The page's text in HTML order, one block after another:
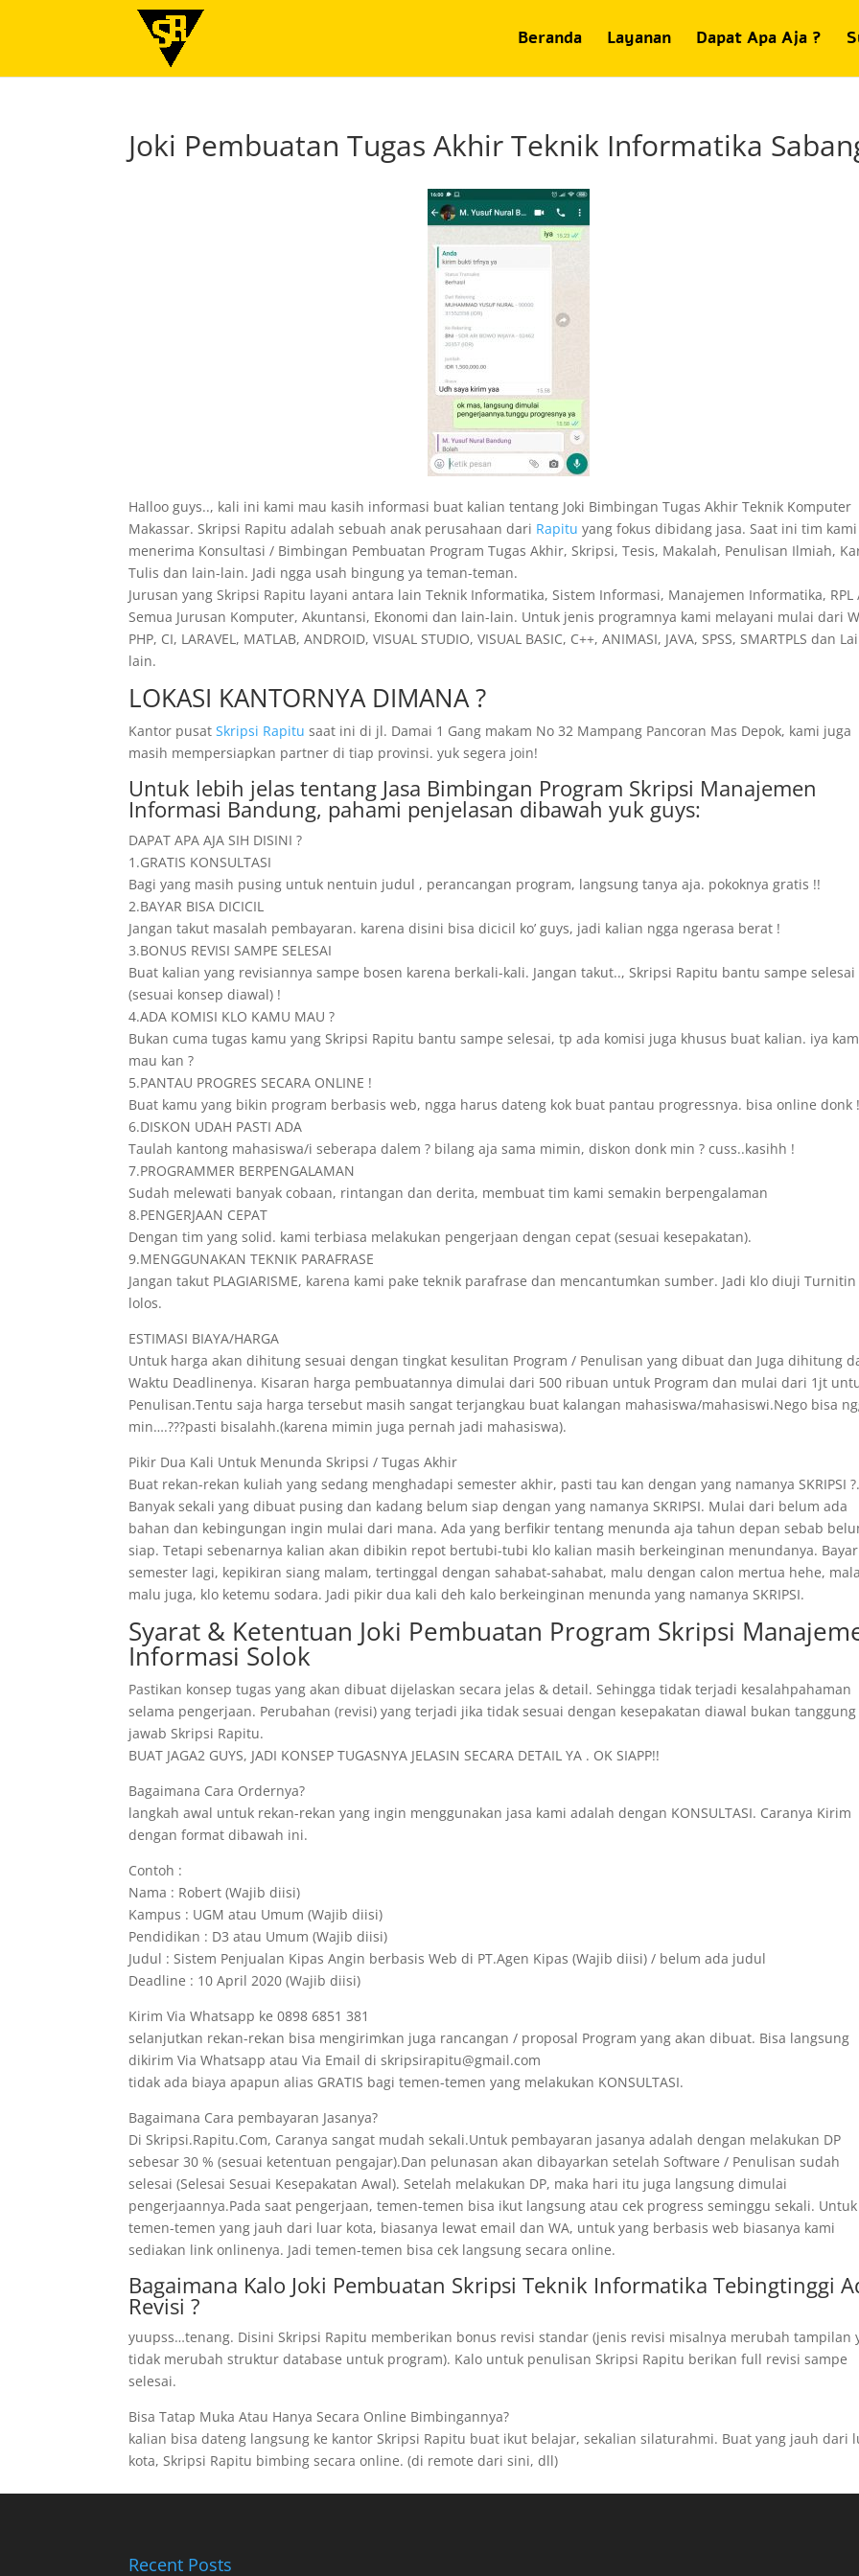
Beranda Layanan Dapat Apa Aja ?
Joki Pembuatan Tugas Akhir Teknik Informatika
Halloo guys.., kali ini kami mau kasih informasi buat kalian tentang Joki Bimbingan Tugas Akhir Teknik Komputer
Makassar. Skripsi Rapitu adalah sebuah anak perusahaan dari Rapitu yang fokus dibidang jasa. Saat ini tim kami
menerima Konsultasi / Bimbingan Pembuatan Program Tugas Akhir, Skripsi, Tesis, Makalah, Penulisan Ilmiah,
Tulis dan lain-lain. Jadi ngga usah bingung ya teman-teman.
Jurusan yang Skripsi Rapitu layani antara lain Teknik Informatika, Sistem Informasi, Manajemen Informatika, RPL
Semua Jurusan Komputer, Akuntansi, Ekonomi dan lain-lain. Untuk jenis programnya kami melayani mulai dari
PHP, CI, LARAVEL, MATLAB, ANDROID, VISUAL STUDIO, VISUAL BASIC, C++, ANIMASI, JAVA, SPSS, SMARTPLS dan
lain.
LOKASI KANTORNYA DIMANA ?
Kantor pusatSkripsi Rapitu saat ini di jl. Damai 1 Gang makam No 32 Mampang Pancoran Mas Depok, kami juga
masih mempersiapkan partner di tiap provinsi. yuk segera join!
Untuk lebih jelas tentang Jasa Bimbingan Program Skripsi Manajemen
Informasi Bandung, pahami penjelasan dibawah yuk guys:
DAPAT APA AJA SIH DISINI ?
1.GRATIS KONSULTASI
Bagi yang masih pusing untuk nentuin judul , perancangan program, langsung tanya aja. pokoknya gratis !!
2.BAYAR BISA DICICIL
Jangan takut masalah pembayaran. karena disini bisa dicicil ko’ guys, jadi kalian ngga ngerasa berat !
3.BONUS REVISI SAMPE SELESAI
Buat kalian yang revisiannya sampe bosen karena berkali-kali. Jangan takut.., Skripsi Rapitu bantu sampe selesai
(sesuai konsep diawal) !
4.ADA KOMISI KLO KAMU MAU ?
Bukan cuma tugas kamu yang Skripsi Rapitu bantu sampe selesai, tp ada komisi juga khusus buat kalian. iya
mau kan ?
5.PANTAU PROGRES SECARA ONLINE !
Buat kamu yang bikin program berbasis web, ngga harus dateng kok buat pantau progressnya. bisa online donk !
6.DISKON UDAH PASTI ADA
Taulah kantong mahasiswa/i seberapa dalem ? bilang aja sama mimin, diskon donk min ? cuss..kasihh !
7.PROGRAMMER BERPENGALAMAN
Sudah melewati banyak cobaan, rintangan dan derita, membuat tim kami semakin berpengalaman
8.PENGERJAAN CEPAT
Dengan tim yang solid. kami terbiasa melakukan pengerjaan dengan cepat (sesuai kesepakatan).
9.MENGGUNAKAN TEKNIK PARAFRASE
Jangan takut PLAGIARISME, karena kami pake teknik parafrase dan mencantumkan sumber. Jadi klo diuji
lolos.
ESTIMASI BIAYA/HARGA
Untuk harga akan dihitung sesuai dengan tingkat kesulitan Program / Penulisan yang dibuat dan Juga dihitung
Waktu Deadlinenya. Kisaran harga pembuatannya dimulai dari 500 ribuan untuk Program dan mulai dari 1jt
Penulisan.Tentu saja harga tersebut masih sangat terjangkau buat kalangan mahasiswa/mahasiswi.Nego bisa
min….???pasti bisalahh.(karena mimin juga pernah jadi mahasiswa).
Pikir Dua Kali Untuk Menunda Skripsi / Tugas Akhir
Buat rekan-rekan kuliah yang sedang menghadapi semester akhir, pasti tau kan dengan yang namanya SKRIPSI ?.
Banyak sekali yang dibuat pusing dan kadang belum siap dengan yang namanya SKRIPSI. Mulai dari belum ada
bahan dan kebingungan ingin mulai dari mana. Ada yang berfikir tentang menunda aja tahun depan sebab
siap. Tetapi sebenarnya kalian akan dibikin repot bertubi-tubi klo kalian masih berkeinginan menundanya. Bayar
semester lagi, kepikiran siang malam, tertinggal dengan sahabat-sahabat, malu dengan calon mertua hehe,
malu juga, klo ketemu sodara. Jadi pikir dua kali deh kalo berkeinginan menunda yang namanya SKRIPSI.
Syarat & Ketentuan Joki Pembuatan Program Skripsi
Informasi Solok
Pastikan konsep tugas yang akan dibuat dijelaskan secara jelas & detail. Sehingga tidak terjadi kesalahpahaman
selama pengerjaan. Perubahan (revisi) yang terjadi jika tidak sesuai dengan kesepakatan diawal bukan tanggung
jawab Skripsi Rapitu.
BUAT JAGA2 GUYS, JADI KONSEP TUGASNYA JELASIN SECARA DETAIL YA . OK SIAPP!!
Bagaimana Cara Ordernya?
langkah awal untuk rekan-rekan yang ingin menggunakan jasa kami adalah dengan KONSULTASI. Caranya Kirim
dengan format dibawah ini.
Contoh :
Nama : Robert (Wajib diisi)
Kampus : UGM atau Umum (Wajib diisi)
Pendidikan : D3 atau Umum (Wajib diisi)
Judul : Sistem Penjualan Kipas Angin berbasis Web di PT.Agen Kipas (Wajib diisi) / belum ada judul
Deadline : 10 April 2020 (Wajib diisi)
Kirim Via Whatsapp ke 0898 6851 381
selanjutkan rekan-rekan bisa mengirimkan juga rancangan / proposal Program yang akan dibuat. Bisa langsung
dikirim Via Whatsapp atau Via Email di skripsirapitu@gmail.com
tidak ada biaya apapun alias GRATIS bagi temen-temen yang melakukan KONSULTASI.
Bagaimana Cara pembayaran Jasanya?
Di Skripsi.Rapitu.Com, Caranya sangat mudah sekali.Untuk pembayaran jasanya adalah dengan melakukan DP
sebesar 30 % (sesuai ketentuan pengajar).Dan pelunasan akan dibayarkan setelah Software / Penulisan sudah
selesai (Selesai Sesuai Kesepakatan Awal). Setelah melakukan DP, maka hari itu juga langsung dimulai
pengerjaannya.Pada saat pengerjaan, temen-temen bisa ikut langsung atau cek progress seminggu sekali. Untuk
temen-temen yang jauh dari luar kota, biasanya lewat email dan WA, untuk yang berbasis web biasanya kami
sediakan link onlinenya. Jadi temen-temen bisa cek langsung secara online.
Bagaimana Kalo Joki Pembuatan Skripsi Teknik Informatika Tebingtinggi
Revisi ?
yuupss…tenang. Disini Skripsi Rapitu memberikan bonus revisi standar (jenis revisi misalnya merubah tampilan
tidak merubah struktur database untuk program). Kalo untuk penulisan Skripsi Rapitu berikan full revisi sampe
selesai.
Bisa Tatap Muka Atau Hanya Secara Online Bimbingannya?
kalian bisa dateng langsung ke kantor Skripsi Rapitu buat ikut belajar, sekalian silaturahmi. Buat yang jauh dari
kota, Skripsi Rapitu bimbing secara online. (di remote dari sini, dll)
Recent Posts